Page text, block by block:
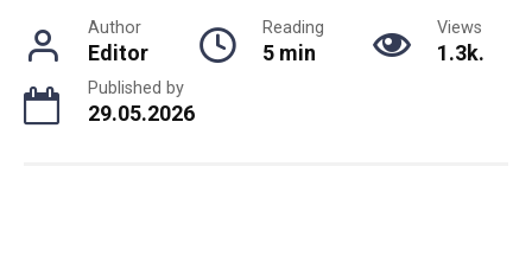
Author
Editor
Reading
5 min
Views
1.3k.
Published by
29.05.2026